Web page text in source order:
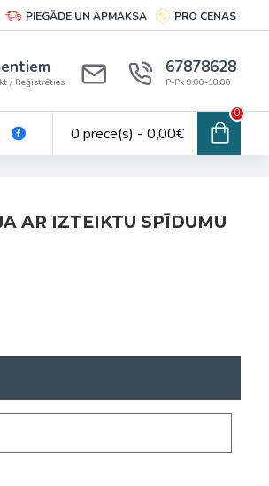
PIEGĀDE UN APMAKSA PRO CENAS
/ Reģistrēties
67878628
P-Pk 9:00-18:00
0 prece(s) - 0,00€
0
AR IZTEIKTU SPĪDUMU